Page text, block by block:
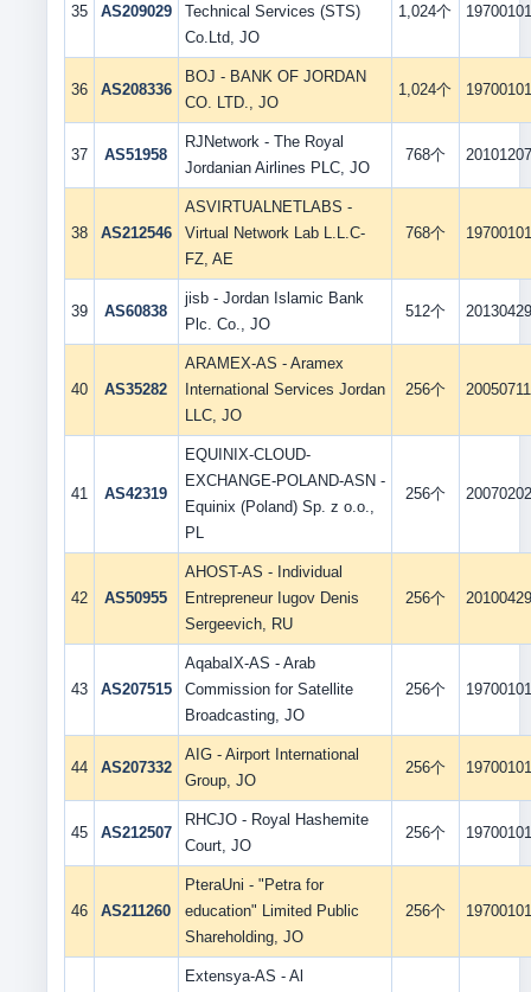
35 AS209029
Technical Services (STS)
Co.Ltd, JO
1,024个 19700101
36 AS208336
BOJ - BANK OF JORDAN
CO. LTD., JO
1,024个 19700101
37 AS51958
RJNetwork - The Royal
Jordanian Airlines PLC, JO
768个 20101207
38 AS212546
ASVIRTUALNETLABS -
Virtual Network Lab L.L.C-
FZ, AE
768个 19700101
39 AS60838
jisb - Jordan Islamic Bank
Plc. Co., JO
512个 20130429
40 AS35282
ARAMEX-AS - Aramex
International Services Jordan
LLC, JO
256个 20050711
41 AS42319
EQUINIX-CLOUD-
EXCHANGE-POLAND-ASN -
Equinix (Poland) Sp. z o.o.,
PL
256个 20070202
42 AS50955
AHOST-AS - Individual
Entrepreneur Iugov Denis
Sergeevich, RU
256个 20100429
43 AS207515
AqabaIX-AS - Arab
Commission for Satellite
Broadcasting, JO
256个 19700101
44 AS207332
AIG - Airport International
Group, JO
256个 19700101
45 AS212507
RHCJO - Royal Hashemite
Court, JO
256个 19700101
46 AS211260
PteraUni - "Petra for
education" Limited Public
Shareholding, JO
256个 19700101
Extensya-AS - Al